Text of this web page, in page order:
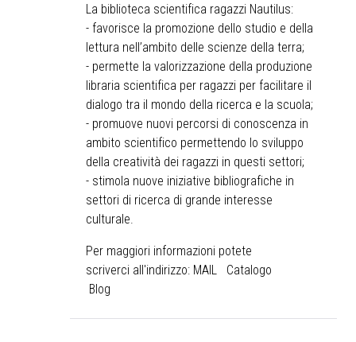
La biblioteca scientifica ragazzi Nautilus:
- favorisce la promozione dello studio e della
lettura nell’ambito delle scienze della terra;
- permette la valorizzazione della produzione
libraria scientifica per ragazzi per facilitare il
dialogo tra il mondo della ricerca e la scuola;
- promuove nuovi percorsi di conoscenza in
ambito scientifico permettendo lo sviluppo
della creatività dei ragazzi in questi settori;
- stimola nuove iniziative bibliografiche in
settori di ricerca di grande interesse
culturale.
Per maggiori informazioni potete
scriverci all'indirizzo: MAIL
Catalogo
Blog